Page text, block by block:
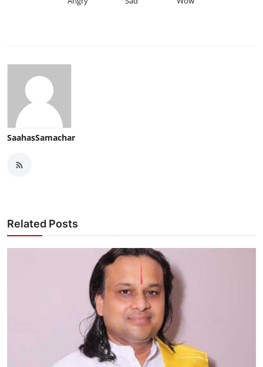
SaahasSamachar
Related Posts